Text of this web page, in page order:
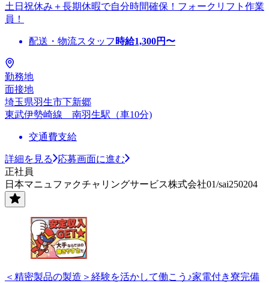
土日祝休み＋長期休暇で自分時間確保！フォークリフト作業
員！
配送・物流スタッフ 時給1,300円〜
勤務地
面接地
埼玉県羽生市下新郷
東武伊勢崎線 南羽生駅（車10分)
交通費支給
詳細を見る
応募画面に進む
正社員
日本マニュファクチャリングサービス株式会社01/sai250204
＜精密製品の製造＞経験を活かして働こう♪家電付き寮完備